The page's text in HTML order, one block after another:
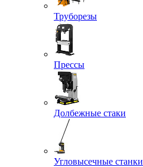
Труборезы
Прессы
Долбежные стаки
Угловысечные станки